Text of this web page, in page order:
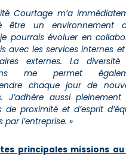
Courtage m’a
être un environnement
pourrais évoluer en
avec les services internes
externes. La diversité
me permet
chaque jour de
J’adhère aussi pleinement
de proximité et d’esprit
par l’entreprise. »
principales missions